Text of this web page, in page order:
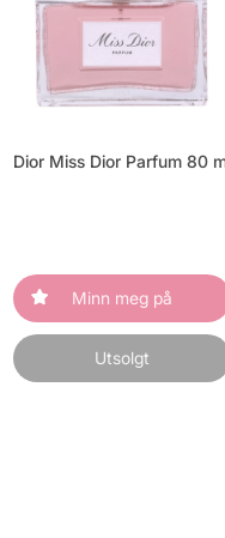
Dior Miss Dior Parfum 80
Minn meg på
Utsolgt